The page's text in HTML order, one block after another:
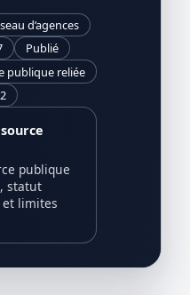
d’agences
Publié
publique reliée
publique
statut
limites